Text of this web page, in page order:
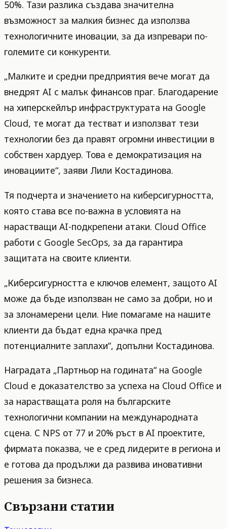
50%. Тази разлика създава значителна
възможност за малкия бизнес да използва
технологичните иновации, за да изпревари по-
големите си конкуренти.
„Малките и средни предприятия вече могат да
внедрят AI с малък финансов праг. Благодарение
на хиперскейлър инфраструктурата на Google
Cloud, те могат да тестват и използват тези
технологии без да правят огромни инвестиции в
собствен хардуер. Това е демократизация на
иновациите“, заяви Лили Костадинова.
Тя подчерта и значението на киберсигурността,
която става все по-важна в условията на
нарастващи AI-подкрепени атаки. Cloud Office
работи с Google SecOps, за да гарантира
защитата на своите клиенти.
„Киберсигурността е ключов елемент, защото AI
може да бъде използван не само за добри, но и
за злонамерени цели. Ние помагаме на нашите
клиенти да бъдат една крачка пред
потенциалните заплахи“, допълни Костадинова.
Наградата „Партньор на годината“ на Google
Cloud е доказателство за успеха на Cloud Office и
за нарастващата роля на българските
технологични компании на международната
сцена. С NPS от 77 и 20% ръст в AI проектите,
фирмата показва, че е сред лидерите в региона и
е готова да продължи да развива иновативни
решения за бизнеса.
Свързани статии